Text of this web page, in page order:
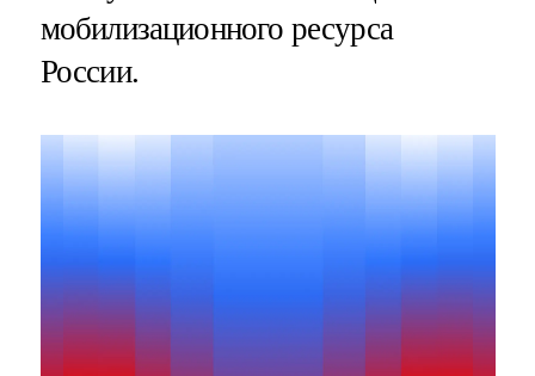
мобилизационного ресурса
России.